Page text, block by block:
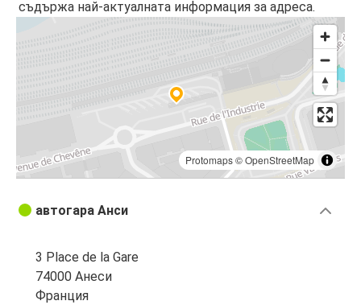
съдържа най-актуалната информация за адреса.
Protomaps©OpenStreetMap
автогара Анси
3 Place de la Gare
74000 Анеси
Франция